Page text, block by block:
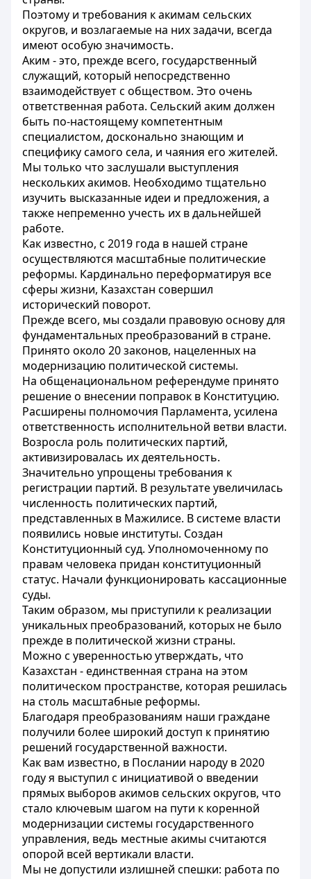
Поэтому и требования к акимам сельских
округов, и возлагаемые на них задачи, всегда
имеют особую значимость.
Аким - это, прежде всего, государственный
служащий, который непосредственно
взаимодействует с обществом. Это очень
ответственная работа. Сельский аким должен
быть по-настоящему компетентным
специалистом, досконально знающим и
специфику самого села, и чаяния его жителей.
Мы только что заслушали выступления
нескольких акимов. Необходимо тщательно
изучить высказанные идеи и предложения, а
также непременно учесть их в дальнейшей
работе.
Как известно, с 2019 года в нашей стране
осуществляются масштабные политические
реформы. Кардинально переформатируя все
сферы жизни, Казахстан совершил
исторический поворот.
Прежде всего, мы создали правовую основу для
фундаментальных преобразований в стране.
Принято около 20 законов, нацеленных на
модернизацию политической системы.
На общенациональном референдуме принято
решение о внесении поправок в Конституцию.
Расширены полномочия Парламента, усилена
ответственность исполнительной ветви власти.
Возросла роль политических партий,
активизировалась их деятельность.
Значительно упрощены требования к
регистрации партий. В результате увеличилась
численность политических партий,
представленных в Мажилисе. В системе власти
появились новые институты. Создан
Конституционный суд. Уполномоченному по
правам человека придан конституционный
статус. Начали функционировать кассационные
суды.
Таким образом, мы приступили к реализации
уникальных преобразований, которых не было
прежде в политической жизни страны.
Можно с уверенностью утверждать, что
Казахстан - единственная страна на этом
политическом пространстве, которая решилась
на столь масштабные реформы.
Благодаря преобразованиям наши граждане
получили более широкий доступ к принятию
решений государственной важности.
Как вам известно, в Послании народу в 2020
году я выступил с инициативой о введении
прямых выборов акимов сельских округов, что
стало ключевым шагом на пути к коренной
модернизации системы государственного
управления, ведь местные акимы считаются
опорой всей вертикали власти.
Мы не допустили излишней спешки: работа по